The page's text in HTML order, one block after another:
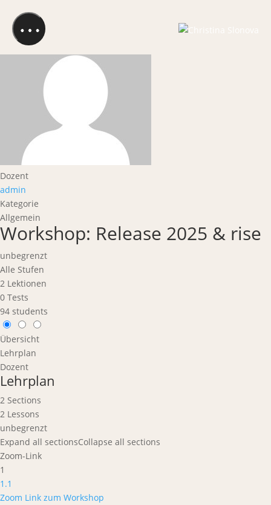
Dozent
admin
Kategorie
Allgemein
Workshop: Release 2025 & rise
unbegrenzt
Alle Stufen
2 Lektionen
0 Tests
94 students
Übersicht
Lehrplan
Dozent
Lehrplan
2 Sections
2 Lessons
unbegrenzt
Expand all sectionsCollapse all sections
Zoom-Link
1
1.1
Zoom Link zum Workshop